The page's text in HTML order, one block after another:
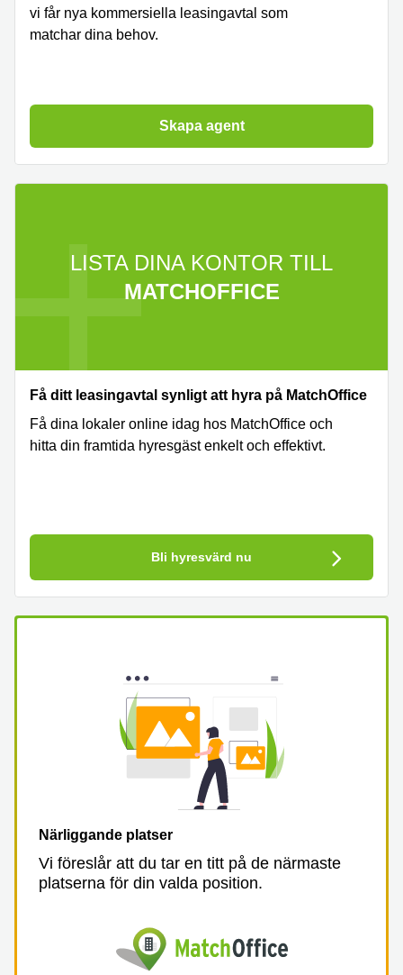
vi får nya kommersiella leasingavtal som
matchar dina behov.
Skapa agent
LISTA DINA KONTOR TILL
MATCHOFFICE
Få ditt leasingavtal synligt att hyra på MatchOffice
Få dina lokaler online idag hos MatchOffice och
hitta din framtida hyresgäst enkelt och effektivt.
Bli hyresvärd nu
Närliggande platser
Vi föreslår att du tar en titt på de närmaste
platserna för din valda position.